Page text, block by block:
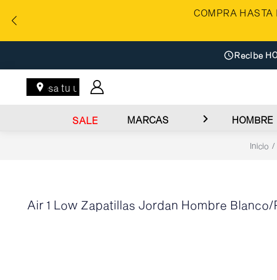
COMPRA HASTA
Recibe
Ingresa tu ubicación
SALE MARCAS HOMBRE
Inicio
Air 1 Low Zapatillas Jordan Hombre